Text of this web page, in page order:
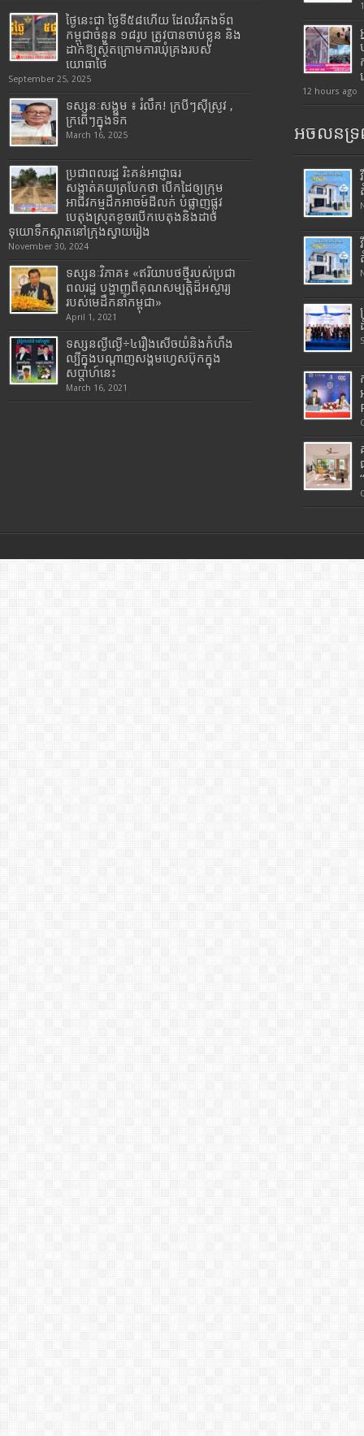
ថ្ងៃនេះជា ថ្ងៃទី៥៨ហើយ ដែលវីរកងទ័ព
កម្ពុជាចំនួន ១៨រូប ត្រូវបានចាប់ខ្លួន និង
ដាក់ឱ្យស្ថិតក្រោមការឃុំគ្រងរបស់
យោធាថៃ
September 25, 2025
ទស្សនៈសង្គម ៖ រំលឹក! ក្របីៗស៊ីស្រូវ ,
ក្រពើៗក្នុងទឹក
March 16, 2025
ប្រជាពលរដ្ឋ រិះគន់អាជ្ញាធរ
សង្កាត់គយត្របែកថា បើកដៃឲ្យក្រុម
អាជីវកម្មដឹកអាចម៍ដីលក់ បំផ្លាញផ្លូវ
បេតុងស្រុតខូចរបើកបេតុងនិងដាច់
ទុយោទឹកស្អាតនៅក្រុងស្វាយរៀង
November 30, 2024
ទស្សនៈវិភាគ៖ «ឥរិយាបថថ្មីរបស់ប្រជា
ពលរដ្ឋ បង្ហាញពីគុណសម្បត្តិដ៏អស្ចារ្យ
របស់មេដឹកនាំកម្ពុជា»
April 1, 2021
ទស្សនល្ងីល្ងើ÷៤រឿងសើចយំនិងកំហឹង
ល្បីក្នុងបណ្តាញសង្គមហ្វេសប៊ុកក្នុង
សប្តាហ៍នេះ
March 16, 2021
12 hours ago
អចលនទ្រ